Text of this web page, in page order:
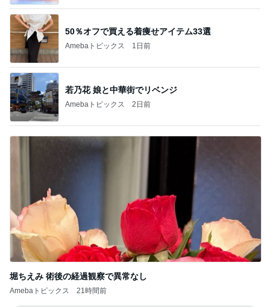
50％オフで買える着痩せアイテム33選
Amebaトピックス 1日前
若乃花 娘と中華街でリベンジ
Amebaトピックス 2日前
堀ちえみ 術後の経過観察で異常なし
Amebaトピックス 21時間前